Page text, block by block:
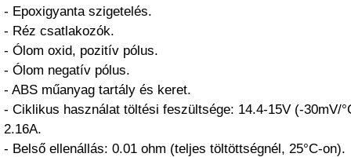
- Epoxigyanta szigetelés.
- Réz csatlakozók.
- Ólom oxid, pozitív pólus.
- Ólom negatív pólus.
- ABS műanyag tartály és keret.
- Ciklikus használat töltési feszültsége: 14.4-15V (-30mV/
2.16A.
- Belső ellenállás: 0.01 ohm (teljes töltöttségnél, 25°C-on).